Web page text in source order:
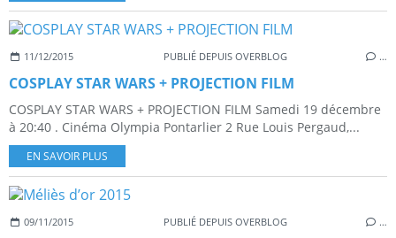
11/12/2015 PUBLIÉ DEPUIS OVERBLOG …
COSPLAY STAR WARS + PROJECTION FILM
COSPLAY STAR WARS + PROJECTION FILM Samedi 19 décembre
à 20:40 . Cinéma Olympia Pontarlier 2 Rue Louis Pergaud,...
EN SAVOIR PLUS
09/11/2015 PUBLIÉ DEPUIS OVERBLOG …